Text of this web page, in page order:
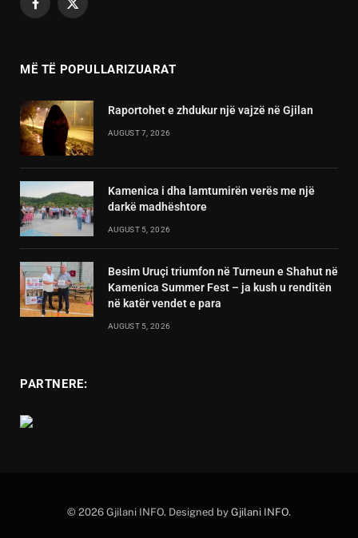
Facebook
X
MË TË POPULLARIZUARAT
Raportohet e zhdukur një vajzë në Gjilan
AUGUST 7, 2026
Kamenica i dha lamtumirën verës me një
darkë madhështore
AUGUST 5, 2026
Besim Uruçi triumfon në Turneun e Shahut në
Kamenica Summer Fest – ja kush u renditën
në katër vendet e para
AUGUST 5, 2026
PARTNERE:
© 2026 Gjilani INFO. Designed by Gjilani INFO.